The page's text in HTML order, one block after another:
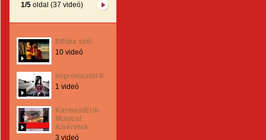
1/5oldal (37 videó)
Elfújta szél
10 videó
improvisator48
1 videó
KarmestErik-
Musical
Kíséretek
3 videó